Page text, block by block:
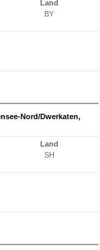
Land
BY
Nord/Dwerkaten,
Land
SH